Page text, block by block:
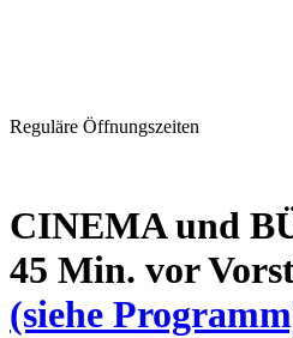
Reguläre Öffnungszeiten
CINEMA und
45 Min. vor
(siehe